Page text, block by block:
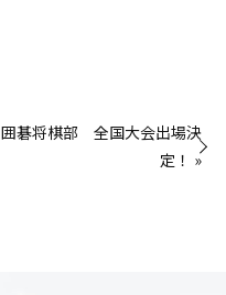
囲碁将棋部 全国大会出場決
定！ »